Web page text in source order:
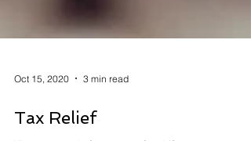
Oct 15, 2020 3 min read